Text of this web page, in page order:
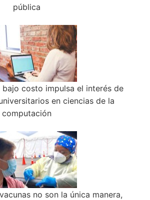
pública
costo impulsa el interés de
en ciencias de la
computación
no son la única manera,